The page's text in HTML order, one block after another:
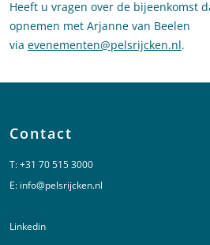
Heeft u vragen over de bijeenkomst
opnemen met Arjanne van Beelen
via evenementen@pelsrijcken.nl.
Contact
T:+31 70 515 3000
E: info@pelsrijcken.nl
Linkedin